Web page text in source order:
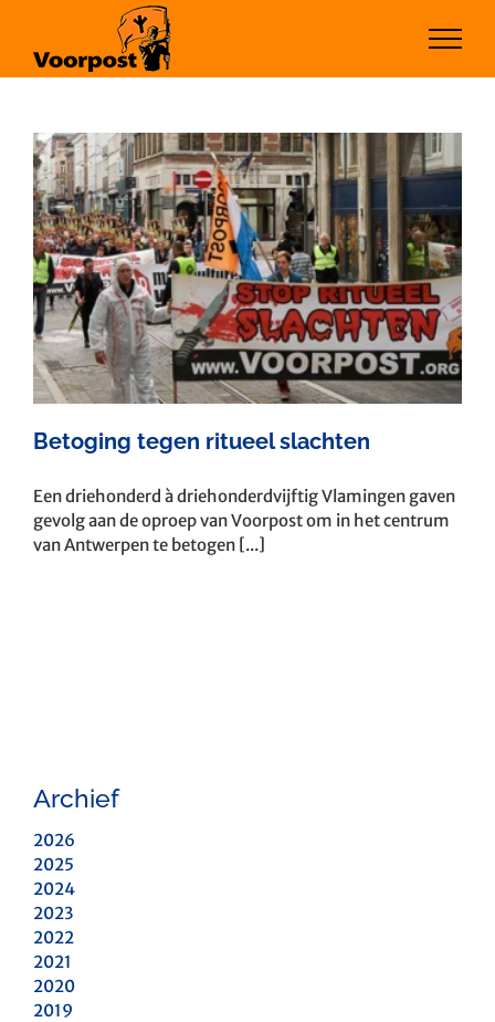
inhoud
Betoging tegen ritueel slachten
Een driehonderd à driehonderdvijftig Vlamingen gaven
gevolg aan de oproep van Voorpost om in het centrum
van Antwerpen te betogen [...]
Archief
2026
2025
2024
2023
2022
2021
2020
2019